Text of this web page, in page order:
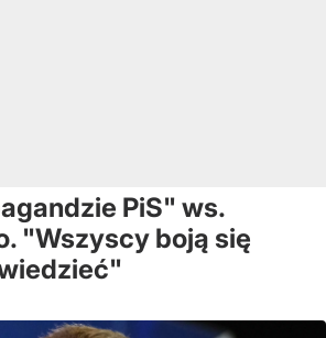
PiS" ws.
"Wszyscy boją się